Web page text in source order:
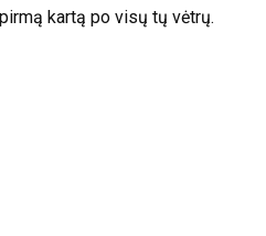
kartą po visų tų vėtrų.